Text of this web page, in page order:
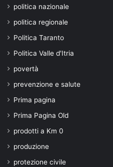
politica nazionale
politica regionale
Politica Taranto
Politica Valle d'Itria
povertà
prevenzione e salute
Prima pagina
Prima Pagina Old
prodotti a Km 0
produzione
protezione civile